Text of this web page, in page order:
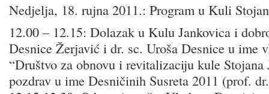
Nedjelja, 18. rujna 2011.: Program u Kuli
12.00 – 12.15: Dolazak u Kulu Jankovica i
Desnice Žerjavić i dr. sc. Uroša Desnice u ime
“Društvo za obnovu i revitalizaciju kule
pozdrav u ime Desničinih Susreta 2011 (prof.